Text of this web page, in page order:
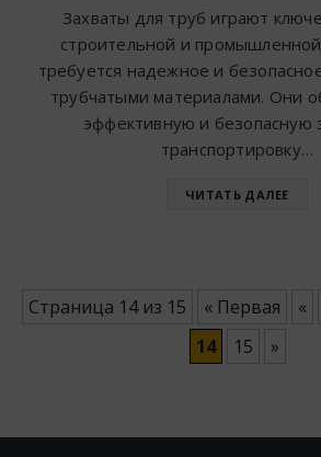
Захваты для труб играют
строительной и
требуется надежное и
трубчатыми материалами. Они
эффективную и безопасную
транспортировку…
ЧИТАТЬ ДАЛЕЕ
Страница 14 из 15 « Первая «
14
15 »